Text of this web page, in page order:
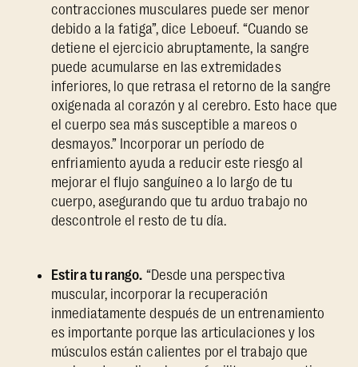
contracciones musculares puede ser menor
debido a la fatiga”, dice Leboeuf. “Cuando se
detiene el ejercicio abruptamente, la sangre
puede acumularse en las extremidades
inferiores, lo que retrasa el retorno de la sangre
oxigenada al corazón y al cerebro. Esto hace que
el cuerpo sea más susceptible a mareos o
desmayos.” Incorporar un período de
enfriamiento ayuda a reducir este riesgo al
mejorar el flujo sanguíneo a lo largo de tu
cuerpo, asegurando que tu arduo trabajo no
descontrole el resto de tu día.
Estira tu rango. “Desde una perspectiva
muscular, incorporar la recuperación
inmediatamente después de un entrenamiento
es importante porque las articulaciones y los
músculos están calientes por el trabajo que